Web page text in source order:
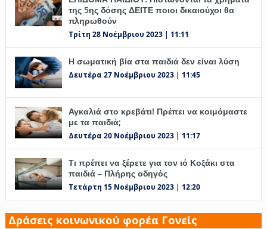
της 5ης δόσης ΔΕΙΤΕ ποιοι δικαιούχοι θα
πληρωθούν
Τρίτη 28 Νοέμβριου 2023 | 11:11
Η σωματική βία στα παιδιά δεν είναι λύση
Δευτέρα 27 Νοέμβριου 2023 | 11:45
Αγκαλιά στο κρεβάτι! Πρέπει να κοιμόμαστε
με τα παιδιά;
Δευτέρα 20 Νοέμβριου 2023 | 11:17
Τι πρέπει να ξέρετε για τον ιό Κοξάκι στα
παιδιά – Πλήρης οδηγός
Τετάρτη 15 Νοέμβριου 2023 | 12:20
Δράσεις κοινωνικού φορέα Γονείς